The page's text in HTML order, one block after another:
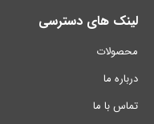
لینک های دسترسی
محصولات
درباره ما
تماس با ما